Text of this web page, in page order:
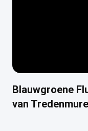
Blauwgroene
van